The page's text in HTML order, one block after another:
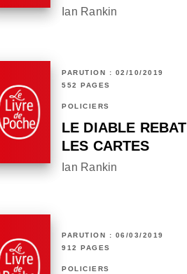
Ian Rankin
PARUTION : 02/10/2019
552 PAGES
POLICIERS
LE DIABLE REBAT
LES CARTES
Ian Rankin
PARUTION : 06/03/2019
912 PAGES
POLICIERS